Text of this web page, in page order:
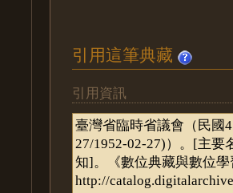
引用這筆典藏
引用資訊